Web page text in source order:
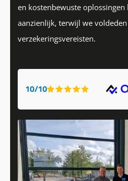
en kostenbewuste oplossingen
aanzienlijk, terwijl we
verzekeringsvereisten.
10/10